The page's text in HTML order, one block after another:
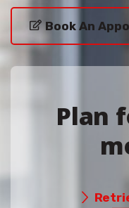
Book An
Plan